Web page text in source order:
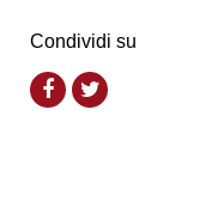
Condividi su